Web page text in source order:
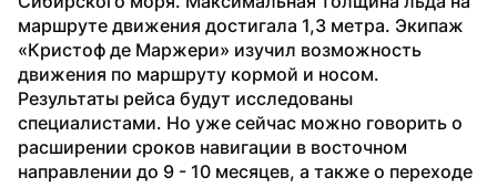
маршруте движения достигала 1,3 метра. Экипаж
«Кристоф де Маржери» изучил возможность
движения по маршруту кормой и носом.
Результаты рейса будут исследованы
специалистами. Но уже сейчас можно говорить о
расширении сроков навигации в восточном
направлении до 9 - 10 месяцев, а также о переходе